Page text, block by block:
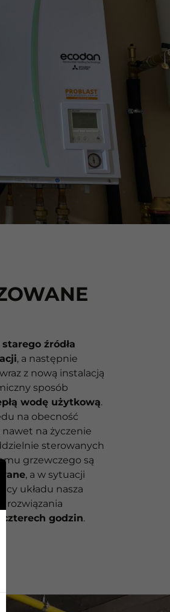
źródła
, a następnie
z nową instalacją
sposób
wodę użytkową.
na obecność
na życzenie
sterowanych
grzewczego są
, a w sytuacji
układu nasza
rozwiązania
czterech godzin.